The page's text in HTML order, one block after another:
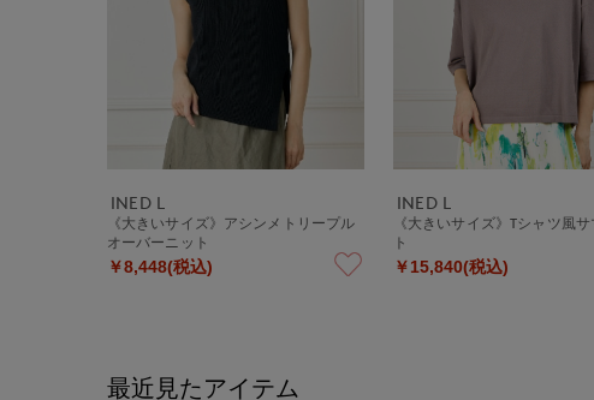
INED L
《大きいサイズ》アシンメトリープル
オーバーニット
￥8,448(税込)
INED L
《大きいサイズ》Tシャツ風
ト
￥15,840(税込)
最近見たアイテム